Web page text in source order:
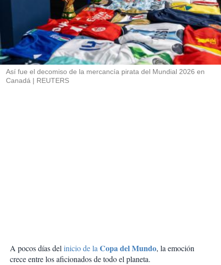
r
t
i
r
Así fue el decomiso de la mercancía pirata del Mundial 2026 en
Canadá
REUTERS
A pocos días delinicio de laCopa del Mundo, la emoción
crece entre los aficionados de todo el planeta.